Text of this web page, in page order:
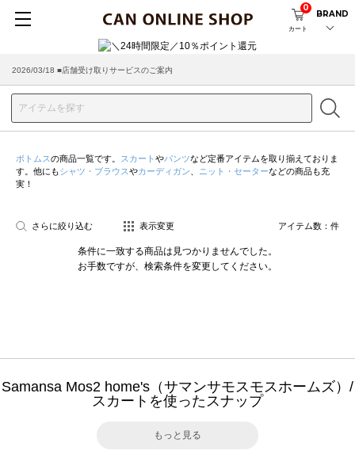
カート
0
BRAND
2026/08/04 ■8/13(木)AM2:00～サイトメンテナンス実施のお知らせ
2026/03/18 ■店舗受け取りサービスのご案内
ボトムスの商品一覧です。 スカート やパンツなど定番アイテムを取り揃えておりま
す。他にもシャツ・ブラウスやカーディガン ニット・セーターなどの商品も充
実！
さらに絞り込む 表示変更 アイテム数： 件
条件に一致する商品は見つかりませんでした。
お手数ですが、検索条件を変更してください。
Samansa Mos2 home's（サマンサモスモスホームズ）/
スカートを使ったスナップ
もっと見る